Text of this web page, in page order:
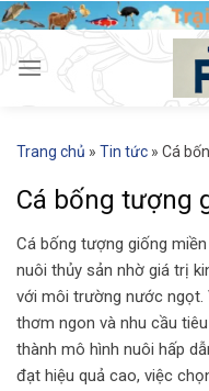
Skip
content
Trang chủ » Tin tức » Cá
Cá bống tượng
Cá bống tượng giống
nuôi thủy sản nhờ giá trị
với môi trường nước
thơm ngon và nhu cầu
thành mô hình nuôi hấp
đạt hiệu quả cao, việc